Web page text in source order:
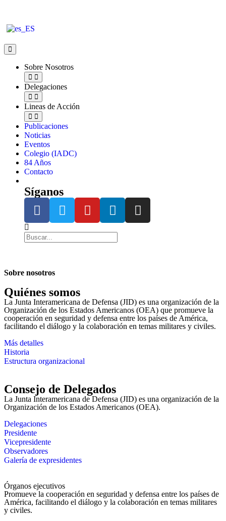
Sobre Nosotros
Delegaciones
Lineas de Acción
Publicaciones
Noticias
Eventos
Colegio (IADC)
84 Años
Contacto
Síganos
Sobre nosotros
Quiénes somos
La Junta Interamericana de Defensa (JID) es una organización de la
Organización de los Estados Americanos (OEA) que promueve la
cooperación en seguridad y defensa entre los países de América,
facilitando el diálogo y la colaboración en temas militares y civiles.
Más detalles
Historia
Estructura organizacional
Consejo de Delegados
La Junta Interamericana de Defensa (JID) es una organización de la
Organización de los Estados Americanos (OEA).
Delegaciones
Presidente
Vicepresidente
Observadores
Galería de expresidentes
Órganos ejecutivos
Promueve la cooperación en seguridad y defensa entre los países de
América, facilitando el diálogo y la colaboración en temas militares
y civiles.